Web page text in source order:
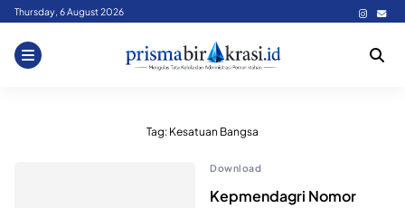
Skip
content
Thursday, 6 August 2026
Tag: Kesatuan Bangsa
Download
Kepmendagri Nomor